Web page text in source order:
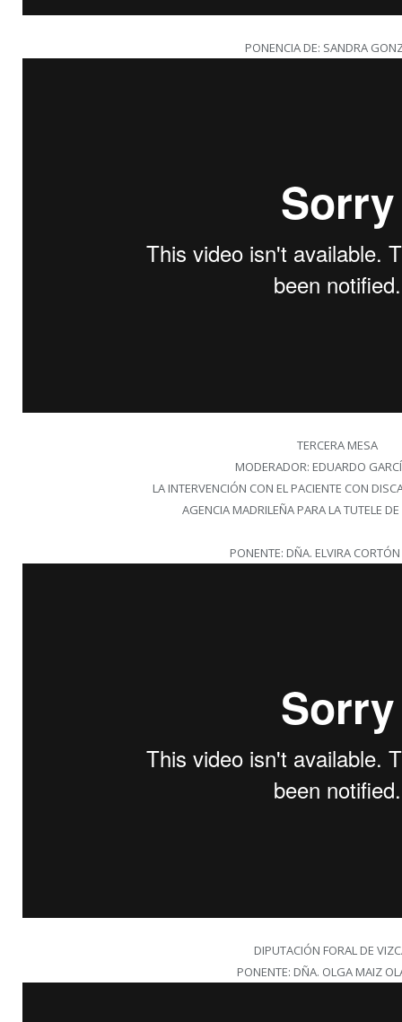
PONENCIA DE: SANDRA
TERCERA MESA
MODERADOR: EDUARDO
LA INTERVENCIÓN CON EL PACIENTE CON
AGENCIA MADRILEÑA PARA LA TUTELE
PONENTE: DÑA. ELVIRA
DIPUTACIÓN FORAL DE
PONENTE: DÑA. OLGA MAIZ